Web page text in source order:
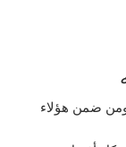
ضمن هؤلاء